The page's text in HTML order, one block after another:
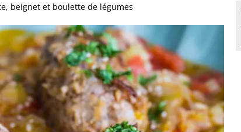
beignet et boulette de légumes